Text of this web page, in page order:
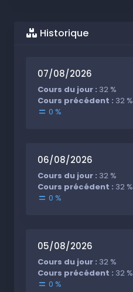
Historique
07/08/2026
Cours du jour : 32 %
Cours précédent : 32 %
0 %
06/08/2026
Cours du jour : 32 %
Cours précédent : 32 %
0 %
05/08/2026
Cours du jour : 32 %
Cours précédent : 32 %
0 %